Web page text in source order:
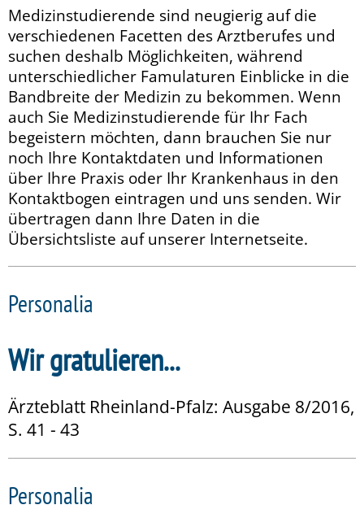
Medizinstudierende sind neugierig auf die
verschiedenen Facetten des Arztberufes und
suchen deshalb Möglichkeiten, während
unterschiedlicher Famulaturen Einblicke in die
Bandbreite der Medizin zu bekommen. Wenn
auch Sie Medizinstudierende für Ihr Fach
begeistern möchten, dann brauchen Sie nur
noch Ihre Kontaktdaten und Informationen
über Ihre Praxis oder Ihr Krankenhaus in den
Kontaktbogen eintragen und uns senden. Wir
übertragen dann Ihre Daten in die
Übersichtsliste auf unserer Internetseite.
Personalia
Wir gratulieren...
Ärzteblatt Rheinland-Pfalz: Ausgabe 8/2016,
S. 41 - 43
Personalia